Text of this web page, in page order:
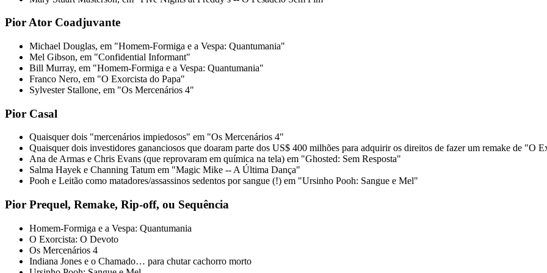
Pior Ator Coadjuvante
Michael Douglas, em "Homem-Formiga e a Vespa: Quantumania"
Mel Gibson, em "Confidential Informant"
Bill Murray, em "Homem-Formiga e a Vespa: Quantumania"
Franco Nero, em "O Exorcista do Papa"
Sylvester Stallone, em "Os Mercenários 4"
Pior Casal
Quaisquer dois "mercenários impiedosos" em "Os Mercenários 4"
Quaisquer dois investidores gananciosos que doaram parte dos US$ 400 milhões para adquirir os direitos de fazer um remake de "O
Ana de Armas e Chris Evans (que reprovaram em química na tela) em "Ghosted: Sem Resposta"
Salma Hayek e Channing Tatum em "Magic Mike -- A Última Dança"
Pooh e Leitão como matadores/assassinos sedentos por sangue (!) em "Ursinho Pooh: Sangue e Mel"
Pior Prequel, Remake, Rip-off, ou Sequência
Homem-Formiga e a Vespa: Quantumania
O Exorcista: O Devoto
Os Mercenários 4
Indiana Jones e o Chamado… para chutar cachorro morto